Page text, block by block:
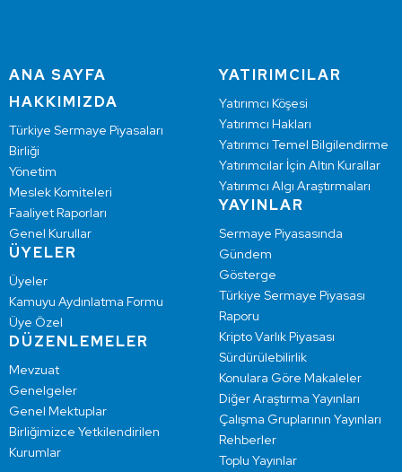
ANA SAYFA
HAKKIMIZDA
Türkiye Sermaye Piyasaları
Birliği
Yönetim
Meslek Komiteleri
Faaliyet Raporları
Genel Kurullar
ÜYELER
Üyeler
Kamuyu Aydınlatma Formu
Üye Özel
DÜZENLEMELER
Mevzuat
Genelgeler
Genel Mektuplar
Birliğimizce Yetkilendirilen
Kurumlar
YATIRIMCILAR
Yatırımcı Köşesi
Yatırımcı Hakları
Yatırımcı Temel Bilgilendirme
Yatırımcılar İçin Altın Kurallar
Yatırımcı Algı Araştırmaları
YAYINLAR
Sermaye Piyasasında
Gündem
Gösterge
Türkiye Sermaye Piyasası
Raporu
Kripto Varlık Piyasası
Sürdürülebilirlik
Konulara Göre Makaleler
Diğer Araştırma Yayınları
Çalışma Gruplarının Yayınları
Rehberler
Toplu Yayınlar